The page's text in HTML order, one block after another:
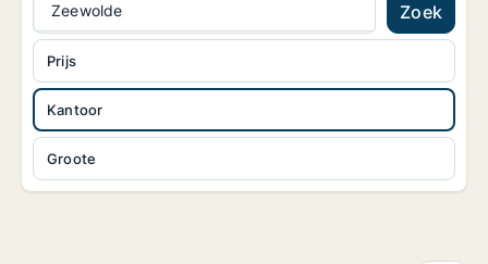
Zeewolde Zoek
Kantoor
Groote
Prijs